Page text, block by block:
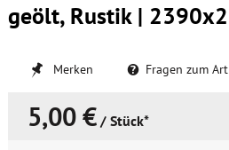
geölt, Rustik |
Merken Fragen zum
5,00 € / Stück*